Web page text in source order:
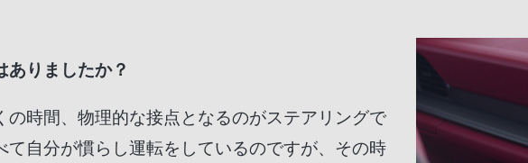
ありましたか？
の時間、物理的な接点となるのがステアリングで
て自分が慣らし運転をしているのですが、その時